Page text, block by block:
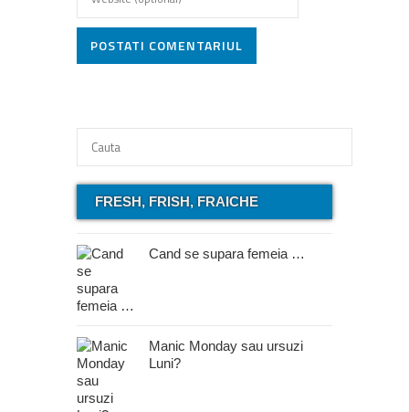
POSTATI COMENTARIUL
FRESH, FRISH, FRAICHE
Cand se supara femeia …
Manic Monday sau ursuzi
Luni?